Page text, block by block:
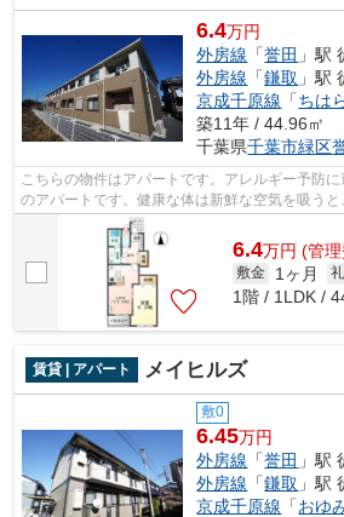
6.4万円
外房線 「誉田 」駅
外房線 「鎌取 」駅
京成千原線 「ちは
築11年 / 44.96㎡
千葉県千葉市緑区
こちらの物件はアパートです。アレルギー予防
のアパートです。健康な体は新鮮な空気を吸う
の物件で、アクセス良好です。新たな...
6.4万円 (管
敷金 1ヶ月
1階 / 1LDK /
賃貸 | アパート メイヒルズ
敷0
6.45万円
外房線 「誉田 」駅
外房線 「鎌取 」駅
京成千原線 「おゆ